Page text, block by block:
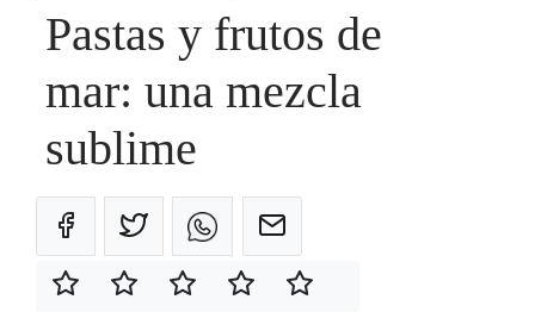
Pastas y frutos de
mar: una mezcla
sublime